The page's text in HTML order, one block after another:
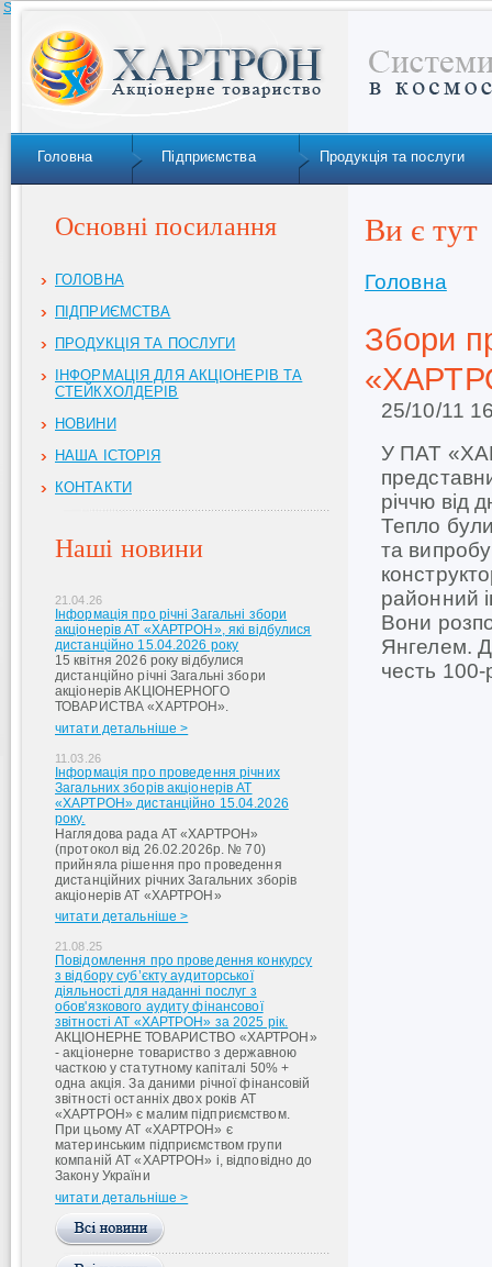
Skip to navigation
Головна Підприємства Продукція та послуги
Основні посилання
ГОЛОВНА
ПІДПРИЄМСТВА
ПРОДУКЦІЯ ТА ПОСЛУГИ
ІНФОРМАЦІЯ ДЛЯ АКЦІОНЕРІВ ТА
СТЕЙКХОЛДЕРІВ
НОВИНИ
НАША ІСТОРІЯ
КОНТАКТИ
Наші новини
21.04.26
Інформація про річні Загальні збори
акціонерів АТ «ХАРТРОН», які відбулися
дистанційно 15.04.2026 року
15 квітня 2026 року відбулися
дистанційно річні Загальні збори
акціонерів АКЦІОНЕРНОГО
ТОВАРИСТВА «ХАРТРОН».
читати детальніше >
11.03.26
Інформація про проведення річних
Загальних зборів акціонерів АТ
«ХАРТРОН» дистанційно 15.04.2026
року.
Наглядова рада АТ «ХАРТРОН»
(протокол від 26.02.2026р. № 70)
прийняла рішення про проведення
дистанційних річних Загальних зборів
акціонерів АТ «ХАРТРОН»
читати детальніше >
21.08.25
Повідомлення про проведення конкурсу
з відбору суб’єкту аудиторської
діяльності для наданні послуг з
обов'язкового аудиту фінансової
звітності АТ «ХАРТРОН» за 2025 рік.
АКЦІОНЕРНЕ ТОВАРИСТВО «ХАРТРОН»
- акціонерне товариство з державною
часткою у статутному капіталі 50% +
одна акція. За даними річної фінансовій
звітності останніх двох років АТ
«ХАРТРОН» є малим підприємством.
При цьому АТ «ХАРТРОН» є
материнським підприємством групи
компаній АТ «ХАРТРОН» і, відповідно до
Закону України
читати детальніше >
Ви є тут
Головна
Збори
25/10/11
У ПАТ
річчю від
Тепло
та
районний
Вони
Янгелем.
честь